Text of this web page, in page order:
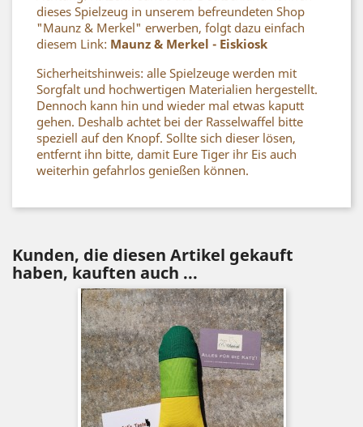
dieses Spielzeug in unserem befreundeten Shop
"Maunz & Merkel" erwerben, folgt dazu einfach
diesem Link: Maunz & Merkel - Eiskiosk
Sicherheitshinweis: alle Spielzeuge werden mit
Sorgfalt und hochwertigen Materialien hergestellt.
Dennoch kann hin und wieder mal etwas kaputt
gehen. Deshalb achtet bei der Rasselwaffel bitte
speziell auf den Knopf. Sollte sich dieser lösen,
entfernt ihn bitte, damit Eure Tiger ihr Eis auch
weiterhin gefahrlos genießen können.
Kunden, die diesen Artikel gekauft
haben, kauften auch ...